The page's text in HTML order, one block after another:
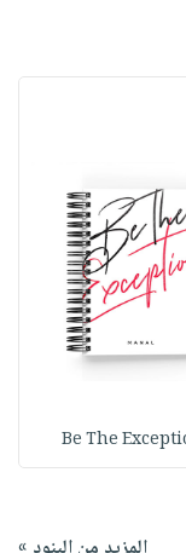
Be The